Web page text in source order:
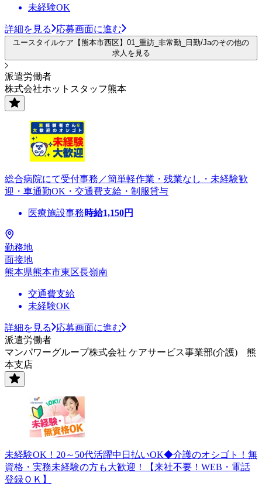
未経験OK
詳細を見る 応募画面に進む
ユースタイルケア【熊本市西区】01_重訪_非常勤_日勤/Jaのその他の
求人を見る
派遣労働者
株式会社ホットスタッフ熊本
総合病院にて受付事務／簡単軽作業・残業なし・未経験歓
迎・車通勤OK・交通費支給・制服貸与
医療施設事務時給1,150円
勤務地
面接地
熊本県熊本市東区長嶺南
交通費支給
未経験OK
詳細を見る
応募画面に進む
派遣労働者
マンパワーグループ株式会社 ケアサービス事業部(介護) 熊
本支店
未経験OK！20～50代活躍中日払いOK◆介護のオシゴト！無
資格・実務未経験の方も大歓迎！【来社不要！WEB・電話
登録ＯＫ】